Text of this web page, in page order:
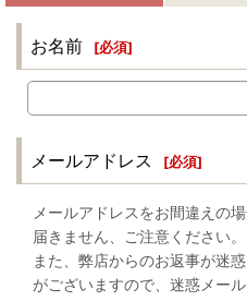
お名前 [必須]
メールアドレス [必須]
メールアドレスをお間違えの
届きません、ご注意ください。
また、弊店からのお返事が迷
がございますので、迷惑メー